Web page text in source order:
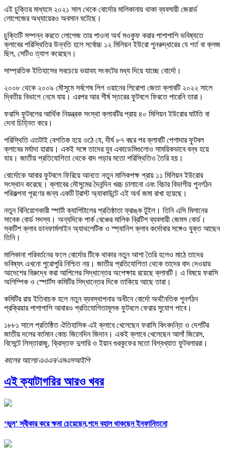
এই চুক্তির মাধ্যমে ২০২১ সাল থেকে বোর্দোর মালিকানায় থাকা ব্যবসায়ী জেরার্ড
লোপেজের অধ্যায়েরও অবসান ঘটেছে।
চুক্তিটি সম্পন্ন করতে লোপেজ তার পাওনা অর্থ মওকুফ করার পাশাপাশি ভবিষ্যতে
ক্লাবের পরিস্থিতির উন্নতি হলে সর্বোচ্চ ১২ মিলিয়ন ইউরো পুনরুদ্ধারের যে শর্ত বা ক্লজ
ছিল, সেটিও ত্যাগ করেছেন।
সাম্প্রতিক ইতিহাসের সবচেয়ে ভয়াবহ সংকটের মধ্য দিয়ে যাচ্ছে বোর্দো।
২০০৮ থেকে ২০০৯ মৌসুমে সর্বশেষ লিগ ওয়ানের শিরোপা জেতা ক্লাবটি ২০২২ সালে
দ্বিতীয় বিভাগে নেমে যায়। এরপর আর শীর্ষ স্তরের ফুটবলে ফিরতে পারেনি তারা।
ফরাসি ফুটবলের আর্থিক নিয়ন্ত্রক সংস্থা ক্লাবটির প্রায় ৪০ মিলিয়ন ইউরোর ঘাটতি বা
দেনা চিহ্নিত করে।
পরিস্থিতি এতটাই বেগতিক হয়ে ওঠে যে, দীর্ঘ ৮৭ বছর পর ক্লাবটি পেশাদার ফুটবল
ক্লাবের মর্যাদা হারায়। একই সঙ্গে তাদের যুব একাডেমিগুলোও সাময়িকভাবে বন্ধ হয়ে
যায়। জাতীয় প্রতিযোগিতা থেকে বাদ পড়ার মতো পরিস্থিতিও তৈরি হয়।
বোর্দোকে আবার ফুটবলে ফিরিয়ে আনতে নতুন মালিকপক্ষ প্রায় ১১ মিলিয়ন ইউরোর
সংস্থান করেছে। ক্লাবের মৌসুমের দৈনন্দিন খরচ চালানো এবং বিচার বিভাগীয় পুনর্গঠন
পরিকল্পনা পূরণের জন্য একটি ট্রাস্ট অ্যাকাউন্টে এই অর্থ জমা রাখা হয়েছে।
নতুন বিনিয়োগকারী স্পার্টা ক্যাপিটালের প্রতিষ্ঠাতা ফ্রাঙ্ক টুইল। তিনি এসি মিলানের
সাবেক বোর্ড সদস্য। অন্যদিকে পার্ক বেঞ্চের মালিক ব্রিটিশ ব্যবসায়ী জেমস বোর্ড।
স্কটিশ ক্লাব ডানফার্মলাইন অ্যাথলেটিক ও স্প্যানিশ ক্লাব কর্দোবার সঙ্গেও যুক্ত আছেন
তিনি।
মালিকানা পরিবর্তনের ফলে বোর্দোর টিকে থাকার নতুন আশা তৈরি হলেও মাঠে তাদের
ভবিষ্যৎ এখনো পুরোপুরি নিশ্চিত নয়। জাতীয় প্রতিযোগিতা থেকে তাদের বাদ দেওয়ার
আদেশের বিরুদ্ধে করা আপিলের সিদ্ধান্তের অপেক্ষায় রয়েছে ক্লাবটি। এ বিষয়ে ফরাসি
অলিম্পিক ও স্পোর্টস কমিটির সিদ্ধান্তের দিকে তাকিয়ে আছে তারা।
কমিটির রায় ইতিবাচক হলে নতুন ব্যবস্থাপনার অধীনে বোর্দো অর্থনৈতিক পুনর্গঠন
প্রক্রিয়ার পাশাপাশি আবারও প্রতিযোগিতামূলক ফুটবলে ফেরার সুযোগ পাবে।
১৮৮১ সালে প্রতিষ্ঠিত ঐতিহাসিক এই ক্লাবে খেলেছেন ফরাসি কিংবদন্তি ও দেশটির
জাতীয় দলের বর্তমান কোচ জিনেদিন জিদান। একই ক্লাবে খেলেছেন আলাঁ জিরেস,
বিসেন্টে লিস্তারাজু, ক্রিস্তফ দুগারি ও ইয়ান গুরকুফের মতো বিশ্বখ্যাত ফুটবলাররা।
কালের আলো/এএএন/এমএসআইপি
এই ক্যাটাগরির আরও খবর
‘ভুল’ স্বীকার করে ক্ষমা চেয়েছেন,পদে বহাল থাকছেন ইনফান্তিনো